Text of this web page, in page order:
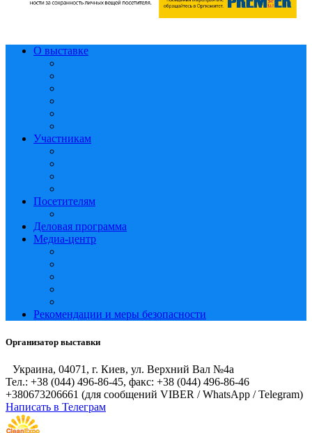
О выставке
Участникам
Посетителям
Деловая программа
Медиа-центр
Рекомендации и меры безопасности
Организатор выставки
Украина, 04071, г. Киев, ул. Верхний Вал №4а
Тел.: +38 (044) 496-86-45, факс: +38 (044) 496-86-46
+380673206661 (для сообщений VIBER / WhatsApp / Telegram)
Написать в Телеграм